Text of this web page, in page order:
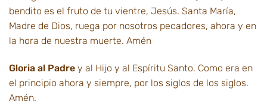
bendito es el fruto de tu vientre, Jesús. Santa María,
Madre de Dios, ruega por nosotros pecadores, ahora y en
la hora de nuestra muerte. Amén
Gloria al Padre y al Hijo y al Espíritu Santo. Como era en
el principio ahora y siempre, por los siglos de los siglos.
Amén.